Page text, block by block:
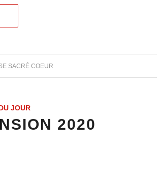
SACRÉ COEUR
JOUR
2020